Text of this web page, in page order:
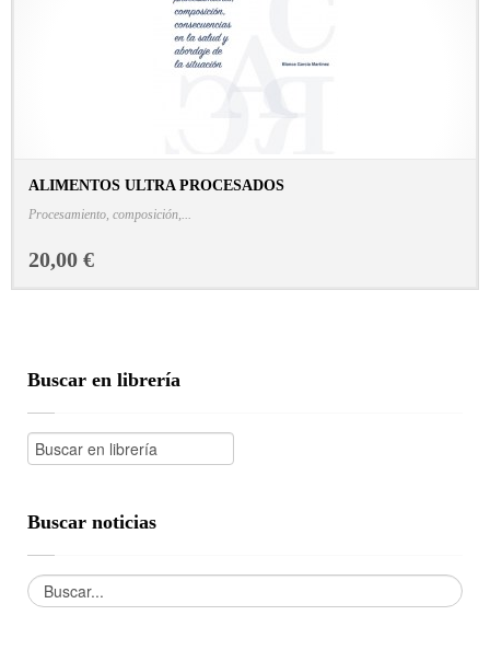
ALIMENTOS ULTRA PROCESADOS
Procesamiento, composición,...
20,00 €
Buscar en librería
Buscar noticias